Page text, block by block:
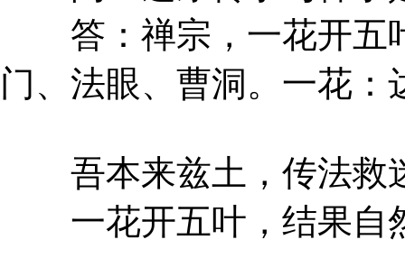
答：禅宗，一花开五
门、法眼、曹洞。一花：
吾本来兹土，传法救
一花开五叶，结果自